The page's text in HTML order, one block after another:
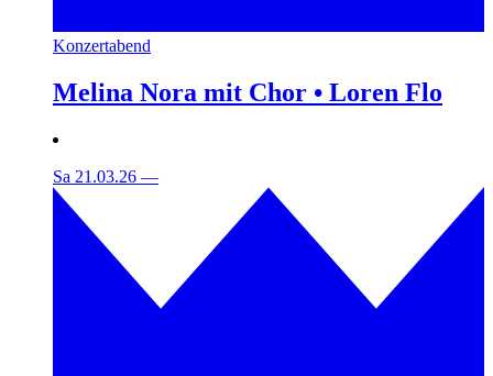
Konzertabend
Melina Nora mit Chor • Loren Flo
Sa 21.03.26 —